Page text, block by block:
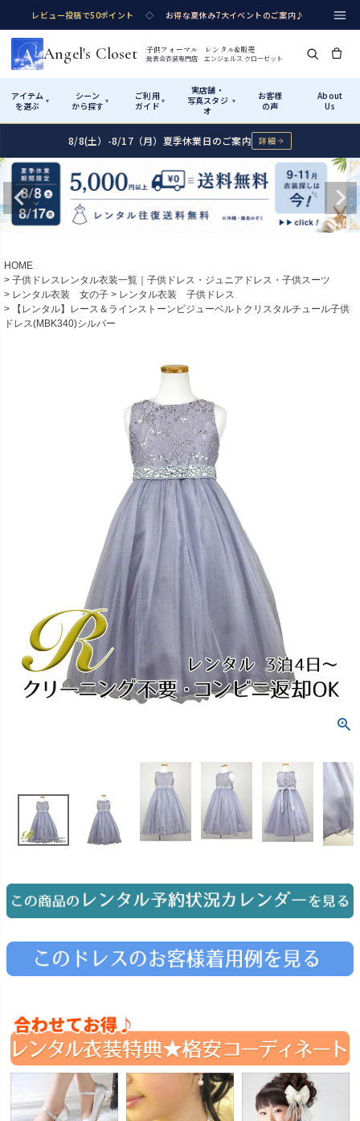
レビュー投稿で50ポイント ◇ お得な夏休み7大イベントのご案内♪
Angel's Closet 子供フォーマル レンタル&販売
発表会衣装専門店 エンジェルス クローゼット
アイテム
を選ぶ
▾
シーン
から探す ▾
ご利用
ガイド ▾
実店舗・
写真スタジ
オ
▾
お客様
の声
About
Us
Shop by Category アイテムから探す
カテゴリ詳細 → サイズで選ぶ→
Rentalレンタル
女の子ドレス
コスチューム アウター
インナー・パニエ アクセサリー
ジュエリー 音楽雑貨
Shop by Occasion シーンから探す
性別・サイズで絞り込む→
発表会・コンクール 結婚式
フラワーガール・リングボーイ・ゲ
スト
Graduation & Entrance
卒業式・入学式
きちんと感のあるフォーマル
Shichi-Go-San
七五三
3歳・5歳・7歳の晴れの日
How It Works ご利用ガイド
Startはじめに
01
02 サイズの選び方
測り方と目安
予約・配送・返却・料金
あんしんパック
汚れ・キズ・破損の補償
Buy & Support ご購入・サポート
07 販売・共通のご案内
品質・返品・お手入れ
08 送料・お支払い
送料・決済方法
Visit Us 実店舗・写真スタジオ
実店舗 つくば店
茨城県土浦市大町14-16-1F
10:00–18:00（完全予約制）
店舗を予約する →
Photography
Angel's Photo Studio
予約 Web または お電話
特典 ヘアメイク・着付け
8/8(土）-8/17（月）夏季休業日のご案内 詳細
HOME
子供ドレスレンタル衣装一覧｜子供ドレス・ジュニアドレス・子供スーツ
レンタル衣装 女の子
レンタル衣装 子供ドレス
【レンタル】レース＆ラインストーンビジューベルトクリスタルチュール子供
ドレス(MBK340)シルバー